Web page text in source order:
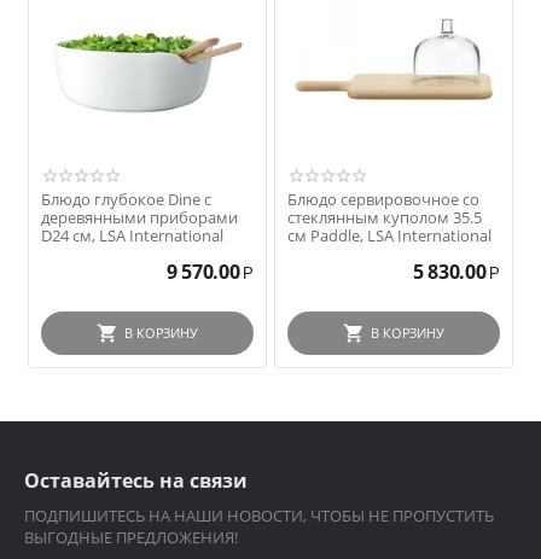
Блюдо глубокое Dine с
деревянными приборами
D24 см, LSA International
9 570.00 Р
В КОРЗИНУ
Блюдо сервировочное со
стеклянным куполом 35.5
см Paddle, LSA International
5 830.00 Р
В КОРЗИНУ
Оставайтесь на связи
ПОДПИШИТЕСЬ НА НАШИ НОВОСТИ, ЧТОБЫ НЕ ПРОПУСТИТЬ
ВЫГОДНЫЕ ПРЕДЛОЖЕНИЯ!